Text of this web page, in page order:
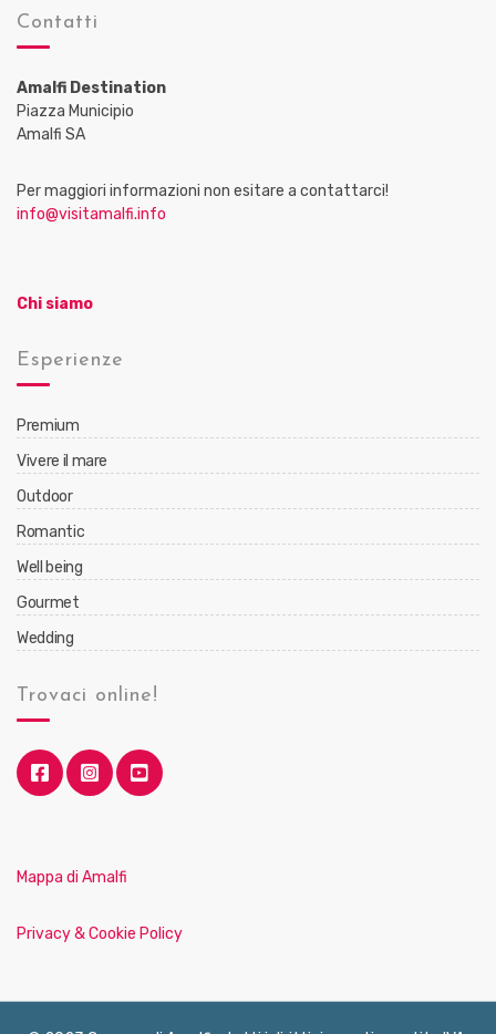
Contatti
Amalfi Destination
Piazza Municipio
Amalfi SA
Per maggiori informazioni non esitare a contattarci!
info@visitamalfi.info
Chi siamo
Esperienze
Premium
Vivere il mare
Outdoor
Romantic
Well being
Gourmet
Wedding
Trovaci online!
Mappa di Amalfi
Privacy & Cookie Policy